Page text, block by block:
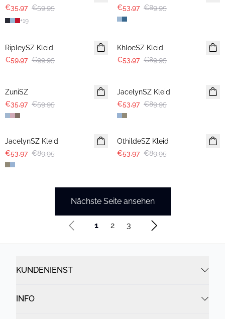
€35,97 €59,95
+19
€53,97 €89,95
RipleySZ Kleid
€59,97 €99,95
KhloeSZ Kleid
€53,97 €89,95
ZuniSZ
€35,97 €59,95
JacelynSZ Kleid
€53,97 €89,95
-40%
JacelynSZ Kleid
€53,97 €89,95
-40%
OthildeSZ Kleid
€53,97 €89,95
Nächste Seite ansehen
1 2 3
KUNDENIENST
INFO